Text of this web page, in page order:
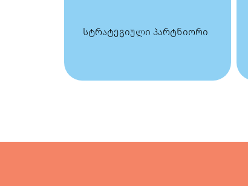
სტრატეგიული პარტნიორი